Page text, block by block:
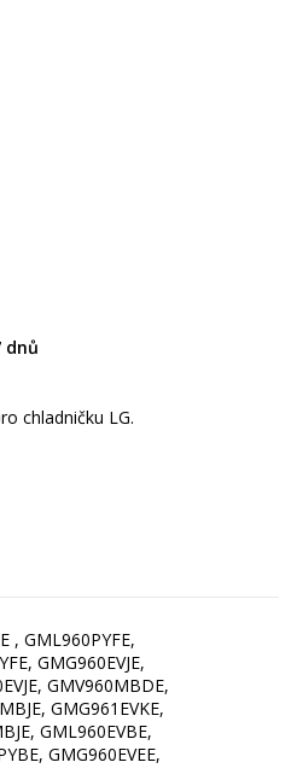
dnů
chladničku LG.
, GML960PYFE,
GMG960EVJE,
GMV960MBDE,
GMG961EVKE,
GML960EVBE,
GMG960EVEE,